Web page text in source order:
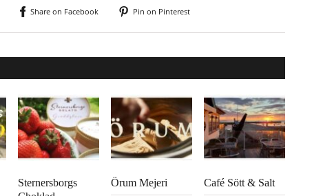
Share on Facebook Pin on Pinterest
Sternersborgs
Örum Mejeri Café Sött & Salt